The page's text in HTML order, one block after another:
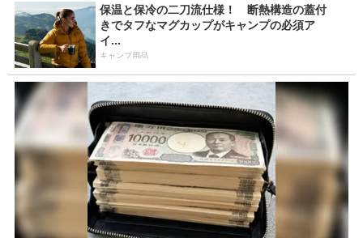
保温と保冷の二刀流仕様！ 断熱構造の蓋付
きでタフなマグカップがキャンプの必須ア
イ...
キャンプ用品